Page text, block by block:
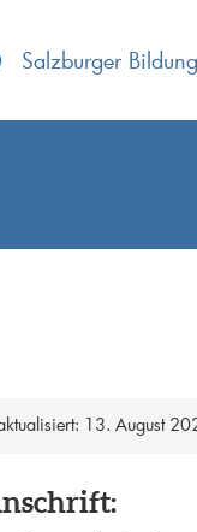
Salzburger
13. August